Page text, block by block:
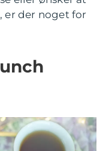
er der noget for